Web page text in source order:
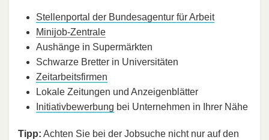
Stellenportal der Bundesagentur für Arbeit
Minijob-Zentrale
Aushänge in Supermärkten
Schwarze Bretter in Universitäten
Zeitarbeitsfirmen
Lokale Zeitungen und Anzeigenblätter
Initiativbewerbung bei Unternehmen in Ihrer Nähe
Tipp: Achten Sie bei der Jobsuche nicht nur auf den